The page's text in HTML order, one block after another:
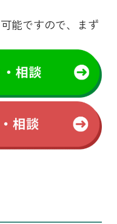
能ですので、まず